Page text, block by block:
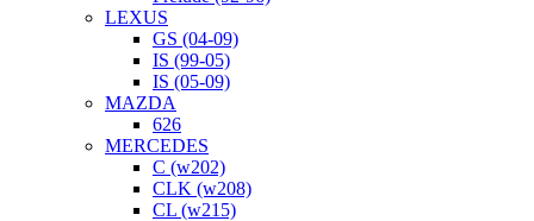
LEXUS
GS (04-09)
IS (99-05)
IS (05-09)
MAZDA
626
MERCEDES
C (w202)
CLK (w208)
CL (w215)